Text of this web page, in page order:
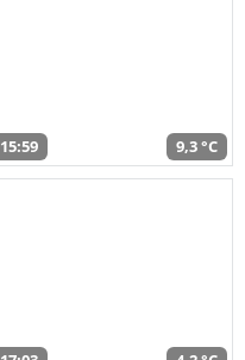
15:59 9,3 °C